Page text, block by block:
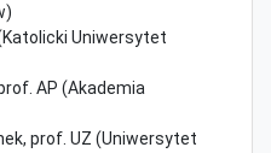
Uniwersytet
AP (Akademia
prof. UZ (Uniwersytet